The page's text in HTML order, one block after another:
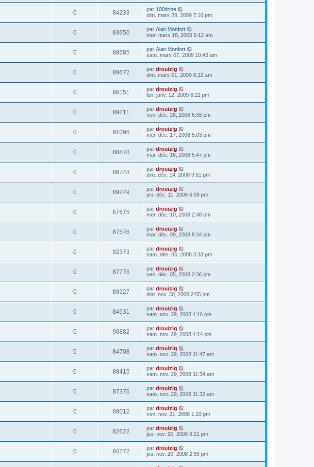
0 84233 par 100drine
dim. mars 29, 2009 7:10 pm
0 83650 par Alan Monfort
mer. mars 18, 2009 9:12 am
0 88685 par Alan Monfort
sam. mars 07, 2009 10:43 am
0 89672 par drouizig
dim. mars 01, 2009 8:22 am
0 86151 par drouizig
lun. janv. 12, 2009 8:22 pm
0 89211 par drouizig
ven. déc. 26, 2008 6:58 pm
0 91095 par drouizig
mer. déc. 17, 2008 5:03 pm
0 88878 par drouizig
mar. déc. 16, 2008 5:47 pm
0 86748 par drouizig
dim. déc. 14, 2008 9:51 pm
0 89249 par drouizig
jeu. déc. 11, 2008 6:09 pm
0 87675 par drouizig
mer. déc. 10, 2008 2:48 pm
0 87576 par drouizig
mar. déc. 09, 2008 8:34 pm
0 92373 par drouizig
sam. déc. 06, 2008 3:33 pm
0 87776 par drouizig
ven. déc. 05, 2008 2:36 pm
0 89327 par drouizig
dim. nov. 30, 2008 2:55 pm
0 84531 par drouizig
sam. nov. 29, 2008 4:16 pm
0 90882 par drouizig
sam. nov. 29, 2008 4:14 pm
0 84708 par drouizig
sam. nov. 29, 2008 11:47 am
0 88415 par drouizig
sam. nov. 29, 2008 11:34 am
0 87376 par drouizig
sam. nov. 29, 2008 11:32 am
0 88012 par drouizig
ven. nov. 21, 2008 1:20 pm
0 82622 par drouizig
jeu. nov. 20, 2008 9:21 pm
0 94772 par drouizig
jeu. nov. 20, 2008 2:55 pm